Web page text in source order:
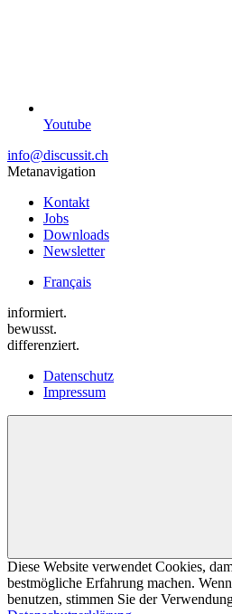
Youtube
info@discussit.ch
Metanavigation
Kontakt
Jobs
Downloads
Newsletter
Français
informiert.
bewusst.
differenziert.
Datenschutz
Impressum
Diese Website verwendet Cookies,
bestmögliche Erfahrung machen.
benutzen, stimmen Sie der